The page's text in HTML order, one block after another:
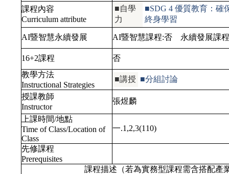
課程內容
Curriculum attribute
■自學
力
■SDG 4 優質教育：確
終身學習
AI暨智慧永續發展 AI暨智慧課程:否 永續發展課
16+2課程
否
教學方法
Instructional Strategies
■講授 ■分組討論
授課教師
Instructor
張煜麟
上課時間/地點
Time of Class/Location of
Class
一.1,2,3(110)
先修課程
Prerequisites
課程描述（若為實務型課程需含搭配產